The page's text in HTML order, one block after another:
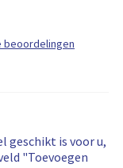
beoordelingen
geschikt is voor u,
"Toevoegen